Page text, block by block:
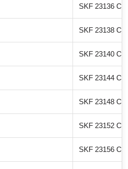
SKF 23136
SKF 23138
SKF 23140
SKF 23144
SKF 23148
SKF 23152
SKF 23156